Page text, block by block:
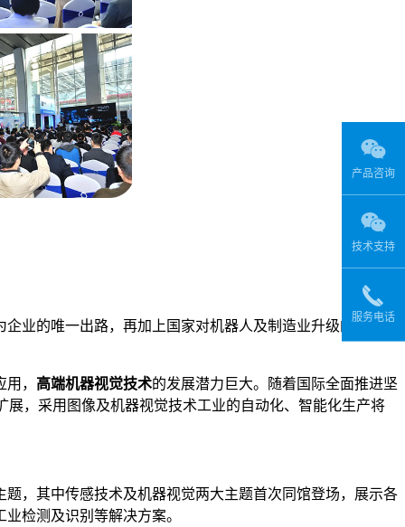
业的唯一出路，再加上国家对机器人及制造业升级的重点扶
， 高端机器视觉技术的发展潜力巨大。随着国际全面推进坚
展，采用图像及机器视觉技术工业的自动化、智能化生产将
，其中传感技术及机器视觉两大主题首次同馆登场，展示各
检测及识别等解决方案。
产品咨询
技术支持
服务电话